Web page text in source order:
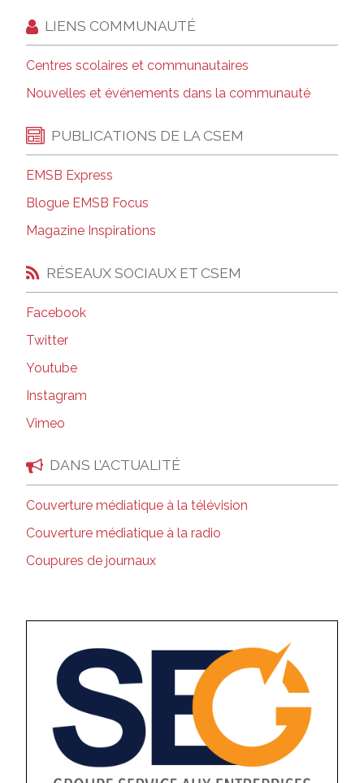
LIENS COMMUNAUTÉ
Centres scolaires et communautaires
Nouvelles et événements dans la communauté
PUBLICATIONS DE LA CSEM
EMSB Express
Blogue EMSB Focus
Magazine Inspirations
RÉSEAUX SOCIAUX ET CSEM
Facebook
Twitter
Youtube
Instagram
Vimeo
DANS L’ACTUALITÉ
Couverture médiatique à la télévision
Couverture médiatique à la radio
Coupures de journaux